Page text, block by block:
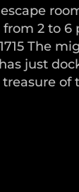
2 to 6
The
just
of